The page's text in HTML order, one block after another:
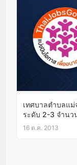
เทศบาลตำบลแม่
ระดับ 2-3 จำนว
16 ต.ค. 2013